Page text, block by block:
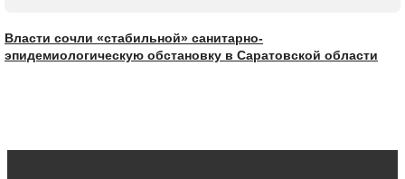
Власти сочли «стабильной» санитарно-
эпидемиологическую обстановку в Саратовской области